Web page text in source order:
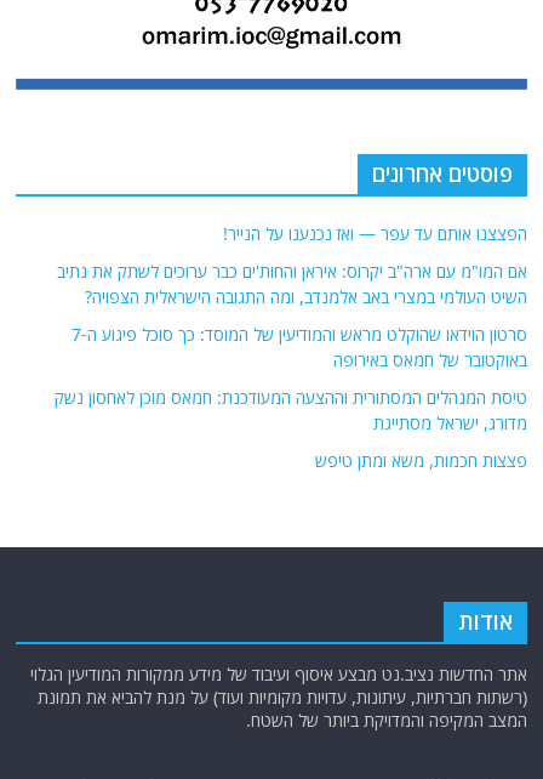
פוסטים אחרונים
הפצצנו אותם עד עפר — ואז נכנענו על הנייר!
אם המו"מ עם ארה"ב יקרוס: איראן והחות'ים כבר ערוכים לשתק את נתיב
השיט העולמי במצרי באב אלמנדב, ומה התגובה הישראלית הצפויה?
סרטון הוידאו שהוקלט מראש והמודיעין של המוסד: כך סוכל פיגוע ה-7
באוקטובר של חמאס באירופה
טיסת המנהלים המסתורית וההצעה המעודכנת: חמאס מוכן לאחסון נשק
מדורג, ישראל מסתייגת
פצצות חכמות, משא ומתן טיפש
אודות
אתר החדשות נציב.נט מבצע איסוף ועיבוד של מידע ממקורות המודיעין הגלוי
(רשתות חברתיות, עיתונות, עדויות מקומיות ועוד) על מנת להביא את תמונת
המצב המקיפה והמדויקת ביותר של השטח.